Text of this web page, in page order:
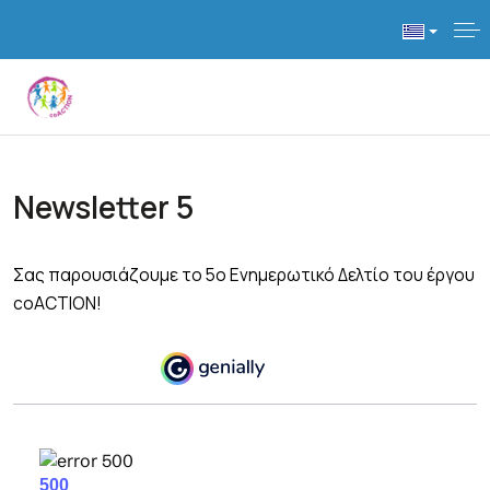
Newsletter 5
Σας παρουσιάζουμε το 5ο Ενημερωτικό Δελτίο του έργου
coACTION!